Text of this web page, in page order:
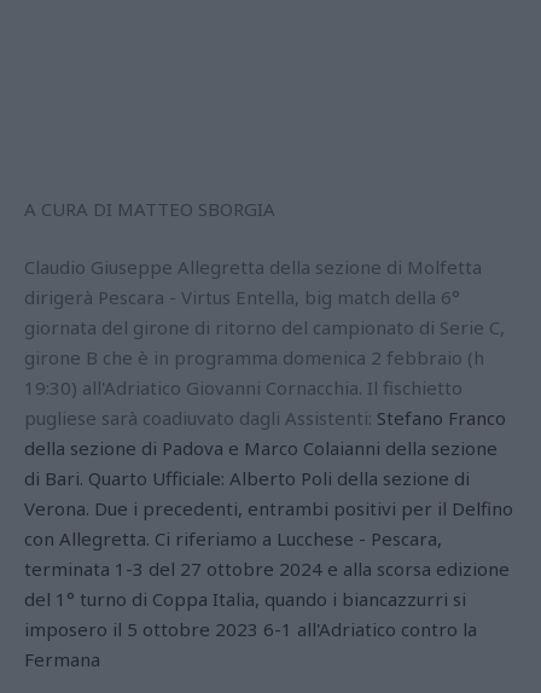
A CURA DI MATTEO SBORGIA
Claudio Giuseppe Allegretta della sezione di Molfetta
dirigerà Pescara - Virtus Entella, big match della 6°
giornata del girone di ritorno del campionato di Serie C,
girone B che è in programma domenica 2 febbraio (h
19:30) all'Adriatico Giovanni Cornacchia. Il fischietto
pugliese sarà coadiuvato dagli Assistenti: Stefano Franco
della sezione di Padova e Marco Colaianni della sezione
di Bari. Quarto Ufficiale: Alberto Poli della sezione di
Verona. Due i precedenti, entrambi positivi per il Delfino
con Allegretta. Ci riferiamo a Lucchese - Pescara,
terminata 1-3 del 27 ottobre 2024 e alla scorsa edizione
del 1° turno di Coppa Italia, quando i biancazzurri si
imposero il 5 ottobre 2023 6-1 all'Adriatico contro la
Fermana